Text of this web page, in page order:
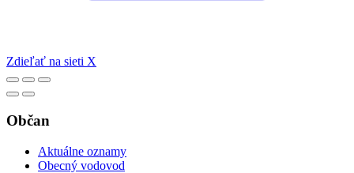
Zdieľať na sieti X
Občan
Aktuálne oznamy
Obecný vodovod